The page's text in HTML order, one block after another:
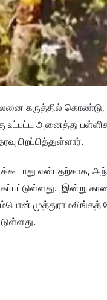
கருத்தில்
அனைத்து
பிறப்பித்துள்ளார்.
என்பதற்காக,
இன்று
முத்துராமலிங்கத்